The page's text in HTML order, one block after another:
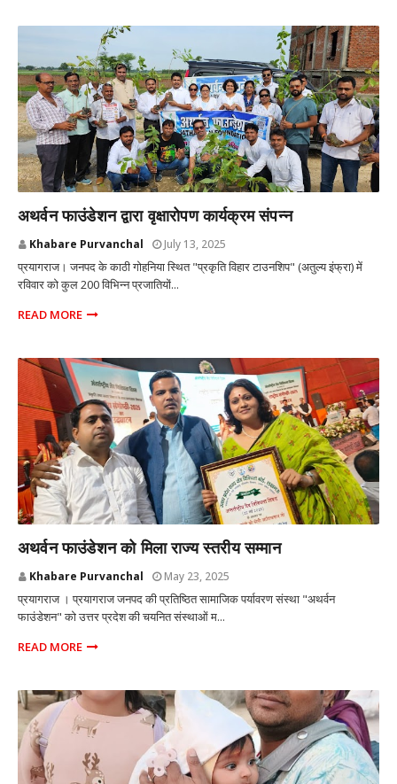
अथर्वन फाउंडेशन द्वारा वृक्षारोपण कार्यक्रम संपन्न
Khabare Purvanchal July 13, 2025
प्रयागराज। जनपद के काठी गोहनिया स्थित "प्रकृति विहार टाउनशिप" (अतुल्य इंफ्रा) में
रविवार को कुल 200 विभिन्न प्रजातियों...
READ MORE
अथर्वन फाउंडेशन को मिला राज्य स्तरीय सम्मान
Khabare Purvanchal May 23, 2025
प्रयागराज । प्रयागराज जनपद की प्रतिष्ठित सामाजिक पर्यावरण संस्था "अथर्वन
फाउंडेशन" को उत्तर प्रदेश की चयनित संस्थाओं म...
READ MORE